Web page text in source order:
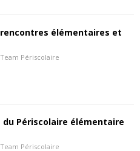
élémentaires et
Team Périscolaire
du Périscolaire élémentaire
Team Périscolaire